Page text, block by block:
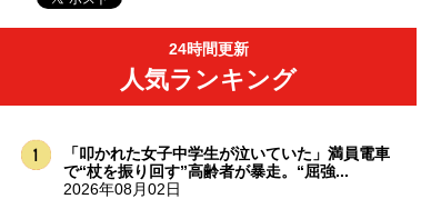
24時間更新
人気ランキング
「叩かれた女子中学生が泣いていた」満員電車
で“杖を振り回す”高齢者が暴走。“屈強...
2026年08月02日